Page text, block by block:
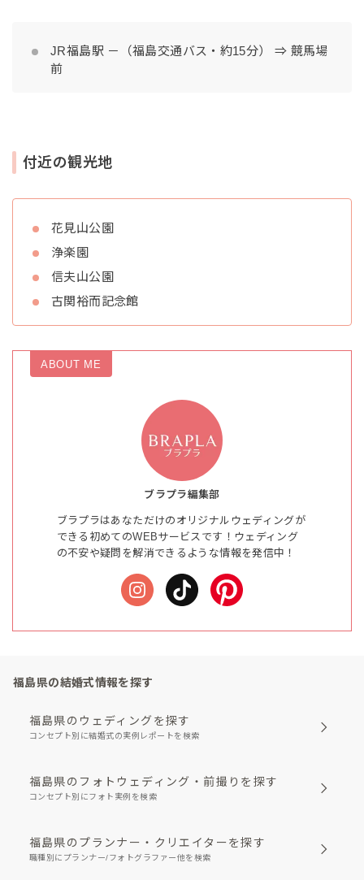
JR福島駅 －（福島交通バス・約15分） ⇒ 競馬場
前
付近の観光地
花見山公園
浄楽園
信夫山公園
古関裕而記念館
ABOUT ME
ブラプラ編集部
ブラプラはあなただけのオリジナルウェディングが
できる初めてのWEBサービスです！ウェディング
の不安や疑問を解消できるような情報を発信中！
福島県の結婚式情報を探す
福島県のウェディングを探す
コンセプト別に結婚式の実例レポートを検索
福島県のフォトウェディング・前撮りを探す
コンセプト別にフォト実例を検索
福島県のプランナー・クリエイターを探す
職種別にプランナー/フォトグラファー他を検索